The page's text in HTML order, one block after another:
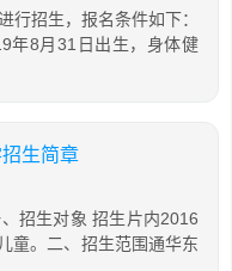
行招生，报名条件如下：
年8月31日出生，身体健
生简章
招生对象 招生片内2016
童。二、招生范围通华东